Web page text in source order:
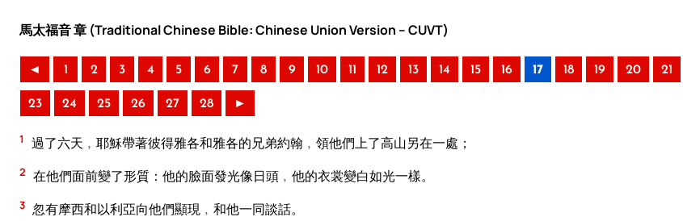
馬太福音 章 (Traditional Chinese Bible: Chinese Union Version – CUVT)
◄ 1 2 3 4 5 6 7 8 9 10 11 12 13 14 15 16 17 18 19 20 21
23 24 25 26 27 28 ►
1 過了六天﹐耶穌帶著彼得雅各和雅各的兄弟約翰﹐領他們上了高山另在一處；
2 在他們面前變了形質：他的臉面發光像日頭﹐他的衣裳變白如光一樣。
3 忽有摩西和以利亞向他們顯現﹐和他一同談話。